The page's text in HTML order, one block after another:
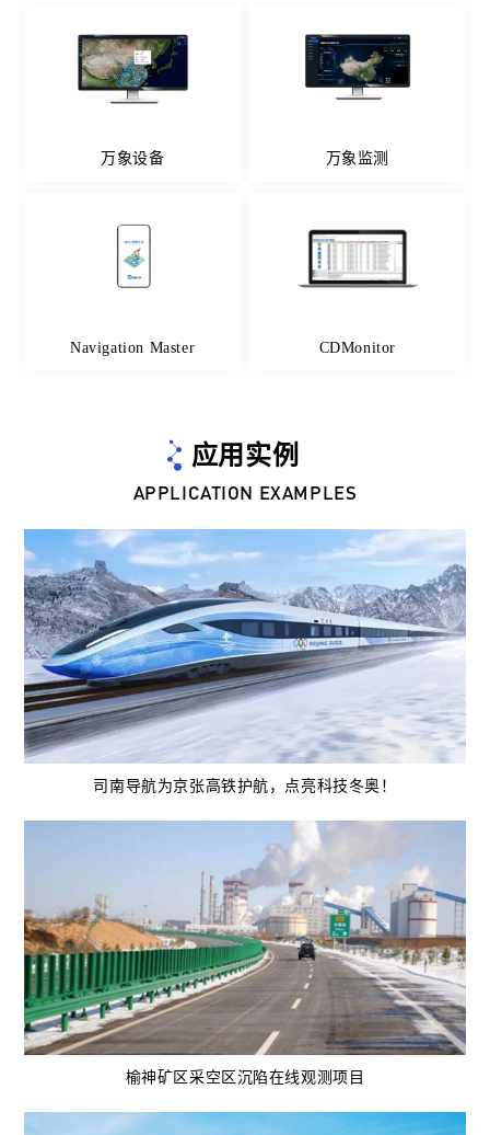
万象设备 万象监测
Navigation Master CDMonitor
应用实例
APPLICATION EXAMPLES
司南导航为京张高铁护航，点亮科技冬奥！
榆神矿区采空区沉陷在线观测项目